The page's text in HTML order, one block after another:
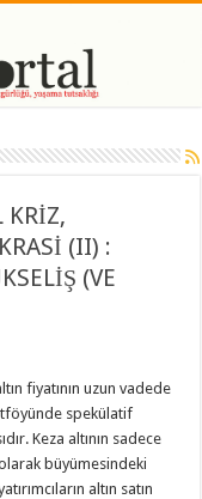
KRİZ,
(II) :
(VE
fiyatının uzun vadede
spekülatif
Keza altının sadece
olarak büyümesindeki
altın satın